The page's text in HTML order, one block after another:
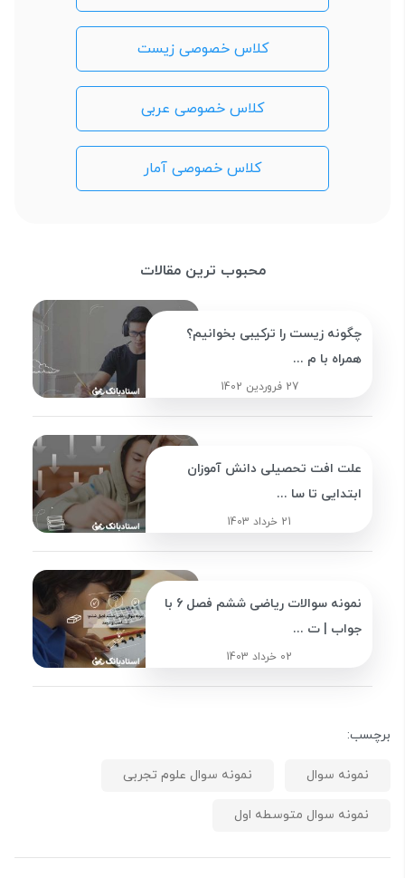
کلاس خصوصی زیست
کلاس خصوصی عربی
کلاس خصوصی آمار
محبوب ترین مقالات
چگونه زیست را ترکیبی بخوانیم؟
همراه با م ...
27 فروردین 1402
علت افت تحصیلی دانش آموزان
ابتدایی تا سا ...
21 خرداد 1403
نمونه سوالات ریاضی ششم فصل 6 با
جواب | ت ...
02 خرداد 1403
برچسب:
نمونه سوال نمونه سوال علوم تجربی
نمونه سوال متوسطه اول